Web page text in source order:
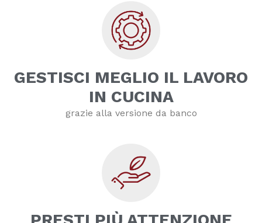
GESTISCI MEGLIO IL LAVORO
IN CUCINA
grazie alla versione da banco